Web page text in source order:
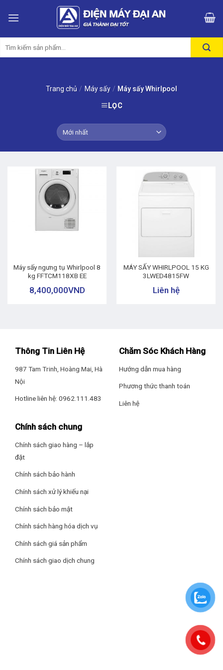
kiếm:
Trang chủ / Máy sấy / Máy sấy Whirlpool
LỌC
Máy sấy ngưng tụ Whirlpool 8
kg FFTCM118XB EE
8,400,000VND
MÁY SẤY WHIRLPOOL 15 KG
3LWED4815FW
Liên hệ
Thông Tin Liên Hệ
987 Tam Trinh, Hoàng Mai, Hà
Nội
Hotline liên hệ: 0962.111.483
Chăm Sóc Khách Hàng
Hướng dẫn mua hàng
Phương thức thanh toán
Liên hệ
Chính sách chung
Chính sách giao hàng – lắp
đặt
Chính sách bảo hành
Chính sách xử lý khiếu nại
Chính sách bảo mật
Chính sách hàng hóa dịch vụ
Chính sách giá sản phẩm
Chính sách giao dịch chung